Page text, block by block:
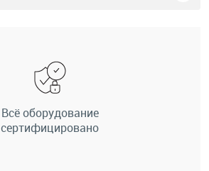
Всё оборудование
сертифицировано